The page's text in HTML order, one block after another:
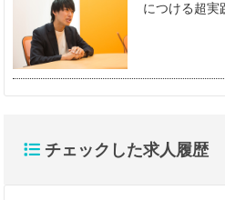
につける超実
チェックした求人履歴